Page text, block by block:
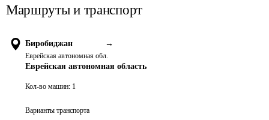
Маршруты и транспорт
Биробиджан →
Еврейская автономная обл.
Еврейская автономная область
Кол-во машин: 1
Варианты транспорта